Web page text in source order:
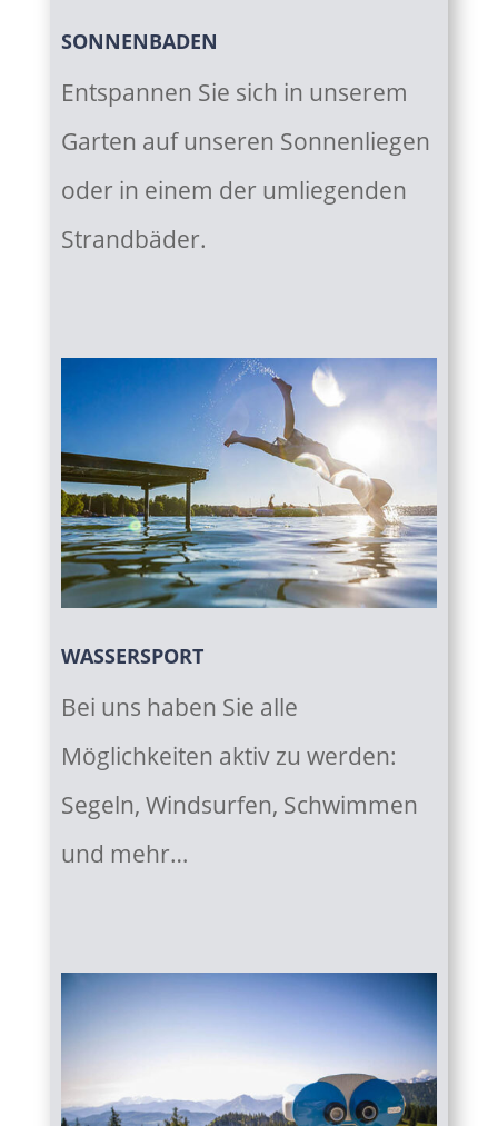
SONNENBADEN
Entspannen Sie sich in unserem
Garten auf unseren Sonnenliegen
oder in einem der umliegenden
Strandbäder.
WASSERSPORT
Bei uns haben Sie alle
Möglichkeiten aktiv zu werden:
Segeln, Windsurfen, Schwimmen
und mehr…